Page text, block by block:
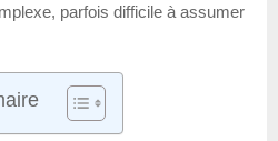
parfois difficile à assumer